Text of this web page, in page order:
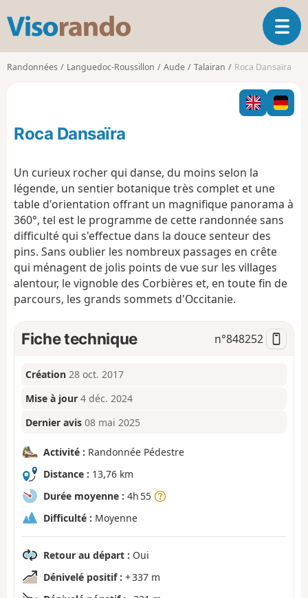
s
o
O
u
v
i
r
l
g
a
n
Randonnées Languedoc-Roussillon Aude Talairan Roca Dansaïra
Roca Dansaïra
Un curieux rocher qui danse, du moins selon la
légende, un sentier botanique très complet et une
table d'orientation offrant un magnifique panorama à
360°, tel est le programme de cette randonnée sans
difficulté qui s'effectue dans la douce senteur des
pins. Sans oublier les nombreux passages en crête
qui ménagent de jolis points de vue sur les villages
alentour, le vignoble des Corbières et, en toute fin de
parcours, les grands sommets d'Occitanie.
Fiche technique n°848252
Création 28 oct. 2017
Mise à jour 4 déc. 2024
Dernier avis 08 mai 2025
Activité : Randonnée Pédestre
Distance : 13,76 km
Durée moyenne : 4h 55
Difficulté : Moyenne
Retour au départ : Oui
Dénivelé positif : + 337 m